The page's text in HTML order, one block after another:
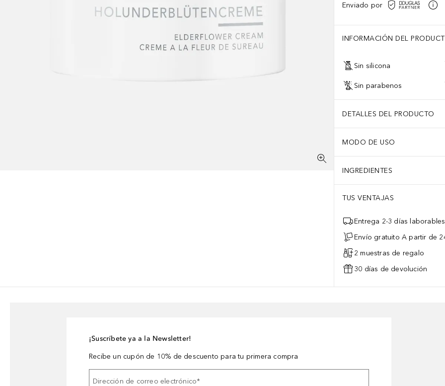
Enviado por
INFORMACIÓN DEL
Sin silicona
Sin parabenos
DETALLES DEL PRODUCTO
MODO DE USO
INGREDIENTES
TUS VENTAJAS
Entrega 2-3 días laborables
Envío gratuito A partir de
2 muestras de regalo
30 días de devolución
¡Suscríbete ya a la Newsletter!
Recibe un cupón de 10% de descuento para tu primera compra
Dirección de correo electrónico*